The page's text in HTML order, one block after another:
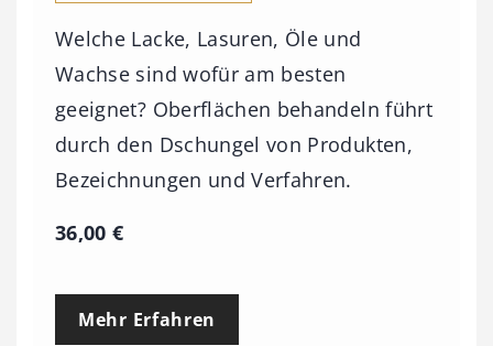
Welche Lacke, Lasuren, Öle und
Wachse sind wofür am besten
geeignet? Oberflächen behandeln führt
durch den Dschungel von Produkten,
Bezeichnungen und Verfahren.
36,00€
Mehr Erfahren